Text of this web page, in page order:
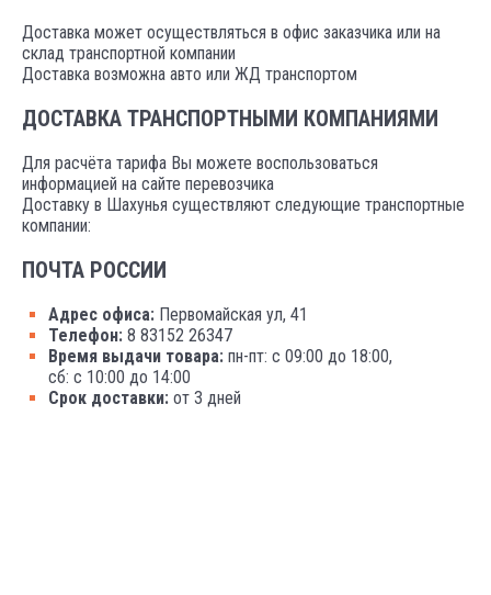
Доставка может осуществляться в офис заказчика или на
склад транспортной компании
Доставка возможна авто или ЖД транспортом
ДОСТАВКА ТРАНСПОРТНЫМИ КОМПАНИЯМИ
Для расчёта тарифа Вы можете воспользоваться
информацией на сайте перевозчика
Доставку в Шахунья существляют следующие транспортные
компании:
ПОЧТА РОССИИ
Адрес офиса: Первомайская ул, 41
Телефон: 8 83152 26347
Время выдачи товара: пн-пт: с 09:00 до 18:00,
сб: с 10:00 до 14:00
Срок доставки: от 3 дней